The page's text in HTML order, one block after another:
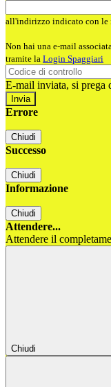
all'indirizzo indicato con le
Non hai una e-mail
tramite la Login Spaggiari
E-mail inviata, si prega
Errore
Chiudi
Successo
Chiudi
Informazione
Chiudi
Attendere...
Attendere il
Chiudi